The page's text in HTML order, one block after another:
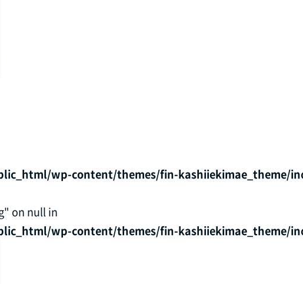
wp-content/themes/fin-kashiiekimae_theme/
on null in
wp-content/themes/fin-kashiiekimae_theme/